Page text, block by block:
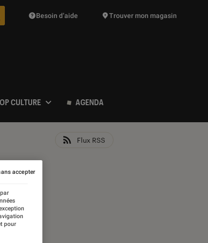
Des suggestions de produits vont vous être proposées
Besoin d’aide Trouver mon magasin
CULTURE AGENDA
Flux RSS
pour
accepter